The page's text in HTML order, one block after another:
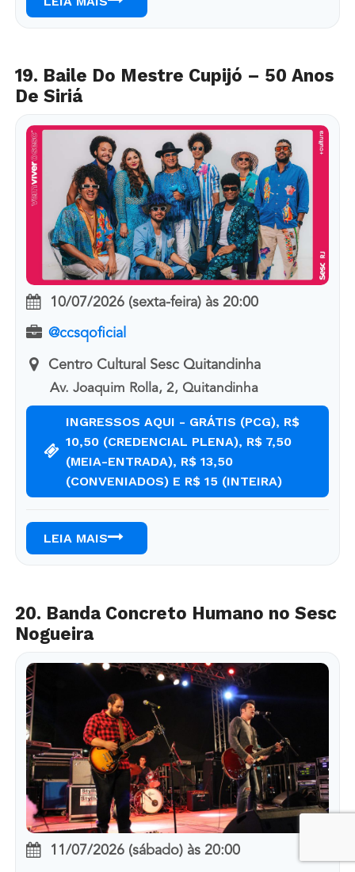
19. Baile Do Mestre Cupijó – 50 Anos
De Siriá
10/07/2026 (sexta-feira) às 20:00
@ccsqoficial
Centro Cultural Sesc Quitandinha
Av. Joaquim Rolla, 2, Quitandinha
INGRESSOS AQUI - GRÁTIS (PCG), R$
10,50 (CREDENCIAL PLENA), R$ 7,50
(MEIA-ENTRADA), R$ 13,50
(CONVENIADOS) E R$ 15 (INTEIRA)
LEIA MAIS
20. Banda Concreto Humano no Sesc
Nogueira
11/07/2026 (sábado) às 20:00